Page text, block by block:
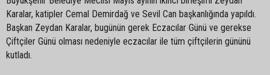
Karalar, katipler Cemal Demirdağ ve Sevil Can başkanlığında yapıldı.
Başkan Zeydan Karalar, bugünün gerek Eczacılar Günü ve gerekse
Çiftçiler Günü olması nedeniyle eczacılar ile tüm çiftçilerin gününü
kutladı.